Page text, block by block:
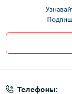
Телефоны: